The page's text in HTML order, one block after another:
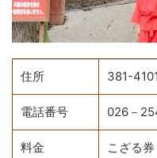
住所 381-
電話番号 026－
料金
こざる